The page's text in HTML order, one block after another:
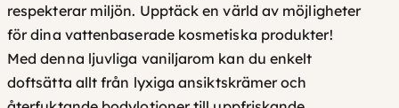
g
d
respekterar miljön. Upptäck en värld av möjligheter
för dina vattenbaserade kosmetiska produkter!
Med denna ljuvliga vaniljarom kan du enkelt
doftsätta allt från lyxigaansiktskrämeroch